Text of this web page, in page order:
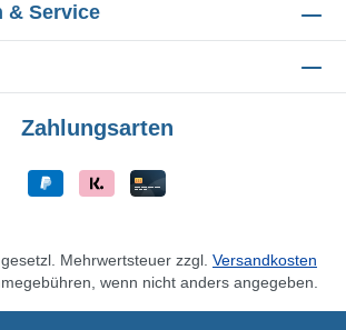
& Service
Zahlungsarten
Mehrwertsteuer zzgl. Versandkosten
wenn nicht anders angegeben.